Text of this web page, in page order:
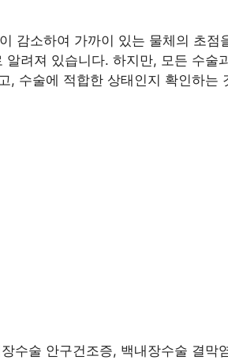
감소하여 가까이 있는 물체의 초점
려져 있습니다. 하지만, 모든 수술
, 수술에 적합한 상태인지 확인하는
수술 안구건조증, 백내장수술 결막